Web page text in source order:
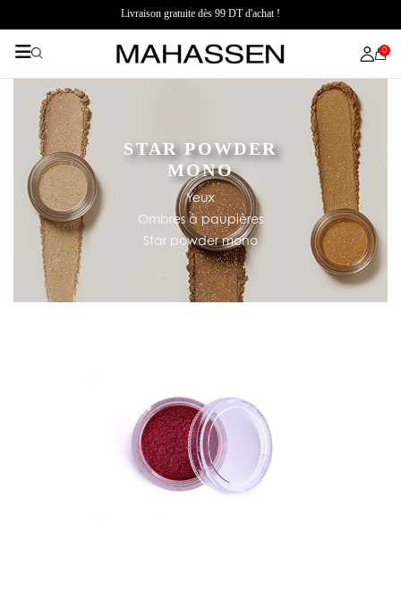
Livraison gratuite dès 99 DT d'achat !
0
STAR POWDER
MONO
Yeux
Ombres à paupières
Star powder mono